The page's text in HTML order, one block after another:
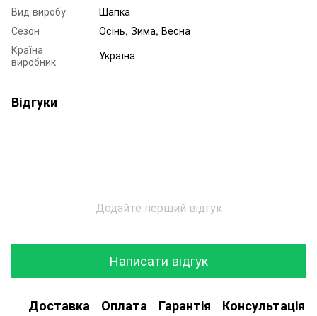
Вид виробу
Шапка
Сезон
Осінь, Зима, Весна
Країна
виробник
Україна
Відгуки
Додайте перший відгук
Написати відгук
Доставка Оплата Гарантія Консультація